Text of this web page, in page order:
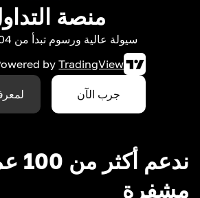
منصة
سيولة عالية ورسوم تبدأ من 0.04% فقط
by TradingView
جرب الآن
ندعم
مشفرة